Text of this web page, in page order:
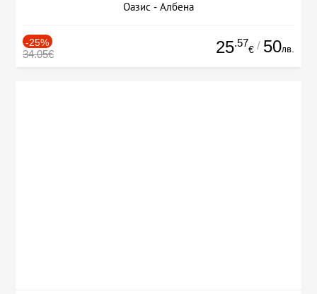
Оазис - Албена
-25%
34.05€ 25.57
€ / 50лв.